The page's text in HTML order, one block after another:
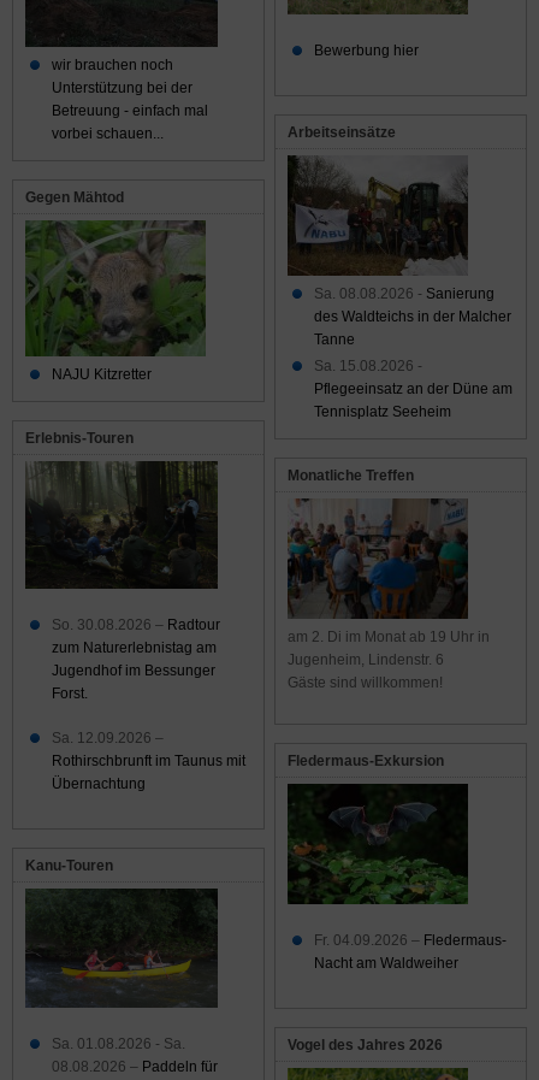
Bewerbung hier
Arbeitseinsätze
Sa. 08.08.2026 - Sanierung
des Waldteichs in der Malcher
Tanne
Sa. 15.08.2026 -
Pflegeeinsatz an der Düne am
Tennisplatz Seeheim
Monatliche Treffen
am 2. Di im Monat ab 19 Uhr in
Jugenheim, Lindenstr. 6
Gäste sind willkommen!
Fledermaus-Exkursion
Fr. 04.09.2026 – Fledermaus-
Nacht am Waldweiher
Vogel des Jahres 2026
wir brauchen noch
Unterstützung bei der
Betreuung - einfach mal
vorbei schauen...
Gegen Mähtod
NAJU Kitzretter
Erlebnis-Touren
So. 30.08.2026 – Radtour
zum Naturerlebnistag am
Jugendhof im Bessunger
Forst.
Sa. 12.09.2026 –
Rothirschbrunft im Taunus mit
Übernachtung
Kanu-Touren
Sa. 01.08.2026 - Sa.
08.08.2026 – Paddeln für